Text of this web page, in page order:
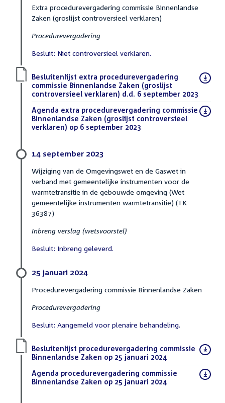
Extra procedurevergadering commissie Binnenlandse
Zaken (groslijst controversieel verklaren)
Procedurevergadering
Besluit: Niet controversieel verklaren.
Download
bestand:
Besluitenlijst extra procedurevergadering
commissie Binnenlandse Zaken (groslijst
controversieel verklaren) d.d. 6 september 2023
Download
bestand:
Agenda extra procedurevergadering commissie
Binnenlandse Zaken (groslijst controversieel
verklaren) op 6 september 2023
14 september 2023
Wijziging van de Omgevingswet en de Gaswet in
verband met gemeentelijke instrumenten voor de
warmtetransitie in de gebouwde omgeving (Wet
gemeentelijke instrumenten warmtetransitie) (TK
36387)
Inbreng verslag (wetsvoorstel)
Besluit: Inbreng geleverd.
25 januari 2024
Procedurevergadering commissie Binnenlandse Zaken
Procedurevergadering
Besluit: Aangemeld voor plenaire behandeling.
Download
bestand:
Besluitenlijst procedurevergadering commissie
Binnenlandse Zaken op 25 januari 2024
Download
bestand:
Agenda procedurevergadering commissie
Binnenlandse Zaken op 25 januari 2024